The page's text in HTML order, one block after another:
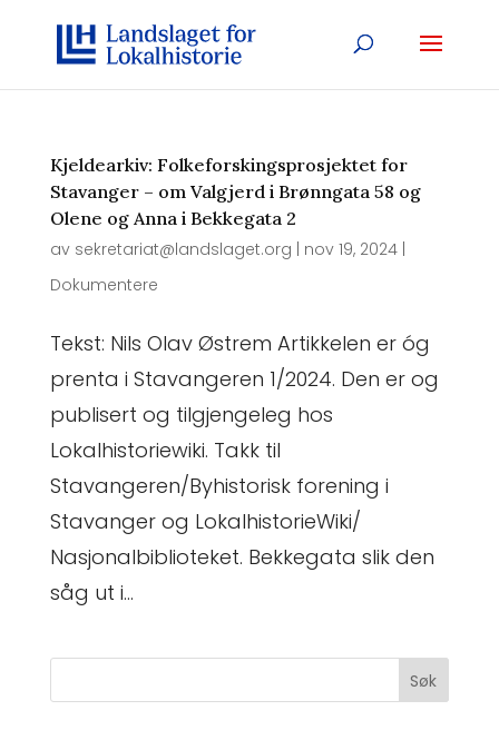
Kjeldearkiv: Folkeforskingsprosjektet for
Stavanger – om Valgjerd i Brønngata 58 og
Olene og Anna i Bekkegata 2
av sekretariat@landslaget.org nov 19, 2024|
Dokumentere
Tekst: Nils Olav Østrem Artikkelen er óg
prenta i Stavangeren 1/2024. Den er og
publisert og tilgjengeleg hos
Lokalhistoriewiki. Takk til
Stavangeren/Byhistorisk forening i
Stavanger og LokalhistorieWiki/
Nasjonalbiblioteket. Bekkegata slik den
såg ut i...
Søk